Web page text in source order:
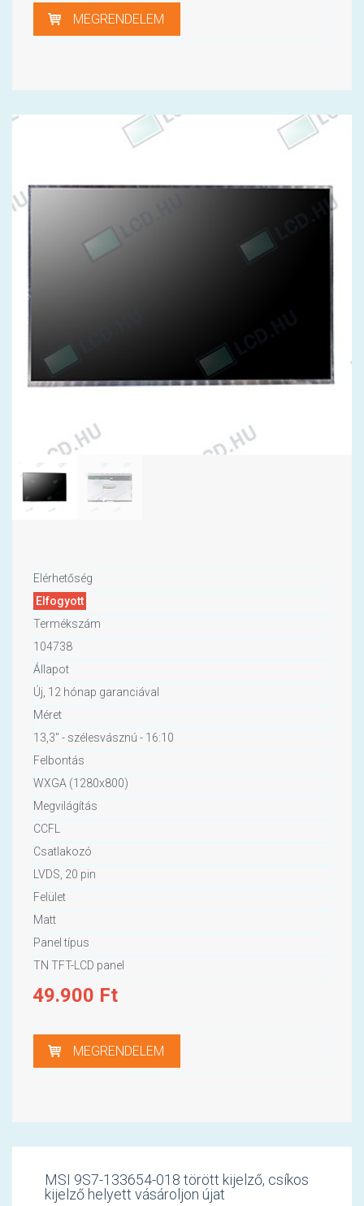
MEGRENDELEM
Elérhetőség
Elfogyott
Termékszám
104738
Állapot
Új, 12 hónap garanciával
Méret
13,3" - szélesvásznú - 16:10
Felbontás
WXGA (1280x800)
Megvilágítás
CCFL
Csatlakozó
LVDS, 20 pin
Felület
Matt
Panel típus
TN TFT-LCD panel
49.900 Ft
MEGRENDELEM
MSI 9S7-133654-018 törött kijelző, csíkos
kijelző helyett vásároljon újat